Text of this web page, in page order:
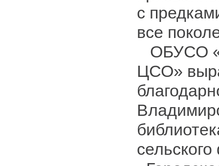
с
все
ОБУСО
ЦСО»